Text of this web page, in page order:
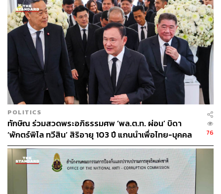
ได้พร้อมๆ กัน และยังเห็นว่าสามารถเร่งรัดเวลาให้ทันได้
ส่วนกรณีที่ ส.ว. ล่ารายชื่อให้ศาลรัฐธรรมนูญวินิจฉัยญัตติ
ของฝ่ายค้านขัดต่อรัฐธรรมนูญหรือไม่ จิรวัฒน์ อรัณยกา
นนท์ ส.ส. กทม. พรรคก้าวไกล เห็นว่าตามกระบวนการ
กฎหมายนั้นจะต้องผ่านวาระ 3 ก่อนจึงจะเสนอให้ศาล
รัฐธรรมนูญวินิจฉัยได้ และขณะนี้เห็นว่ายังไม่มีช่องทางให้
สามารถทำได้ จึงมองว่าเป็นเรื่องการเมืองมากกว่าเรื่อง
กฎหมาย และอาจเป็นการยื้อเวลาหรือไม่ จึงอยากให้
พิจารณาร่างพระราชบัญญัติประชามติไปพร้อมกับร่างแก้ไข
รัฐธรรมนูญ เพราะเชื่อว่าไม่น่าจะใช้เวลานาน เพราะ
ประเด็นหลักที่จะอภิปรายมีไม่มาก และกฎหมายประเภทนี้
สามารถเร่งรัดระยะเวลาให้ทันได้ ซึ่งไม่อยากให้เป็นประเด็น
ร้อนแรงต่อการชุมนุม
พิสูจน์อักษร: ภาสิณี เพิ่มพันธุ์พงศ์
POLITICS
ทักษิณ ร่วมสวดพระอภิธรรมศพ ‘พล.ต.ท. ผ่อน’ บิดา
‘พักตร์พิไล ทวีสิน’ สิริอายุ 103 ปี แกนนำเพื่อไทย-บุคคล
หลากวงการร่วมอาลัย
76